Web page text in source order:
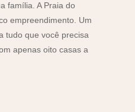
família. A Praia do
empreendimento. Um
tudo que você precisa
apenas oito casas a